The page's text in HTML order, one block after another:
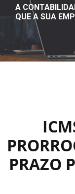
A
QUE A SUA
PRAZO